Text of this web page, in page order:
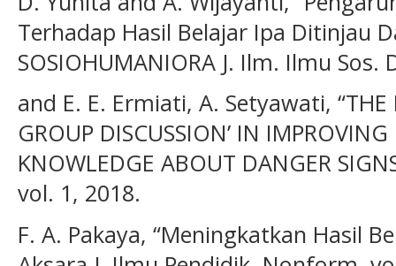
Terhadap Hasil Belajar Ipa Ditinjau
SOSIOHUMANIORA J. Ilm. Ilmu
and E. E. Ermiati, A. Setyawati, “THE
GROUP DISCUSSION’ IN IMPROVING
KNOWLEDGE ABOUT DANGER
vol. 1, 2018.
F. A. Pakaya, “Meningkatkan Hasil